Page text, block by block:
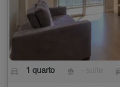
1 quarto